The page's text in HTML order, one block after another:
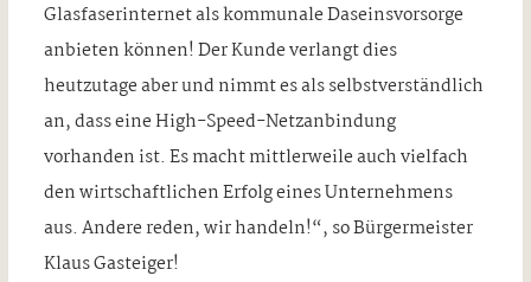
Glasfaserinternet als kommunale Daseinsvorsorge
anbieten können! Der Kunde verlangt dies
heutzutage aber und nimmt es als selbstverständlich
an, dass eine High-Speed-Netzanbindung
vorhanden ist. Es macht mittlerweile auch vielfach
den wirtschaftlichen Erfolg eines Unternehmens
aus. Andere reden, wir handeln!“, so Bürgermeister
Klaus Gasteiger!